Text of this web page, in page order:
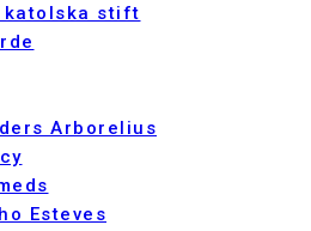
katolska stift
Arborelius
Esteves